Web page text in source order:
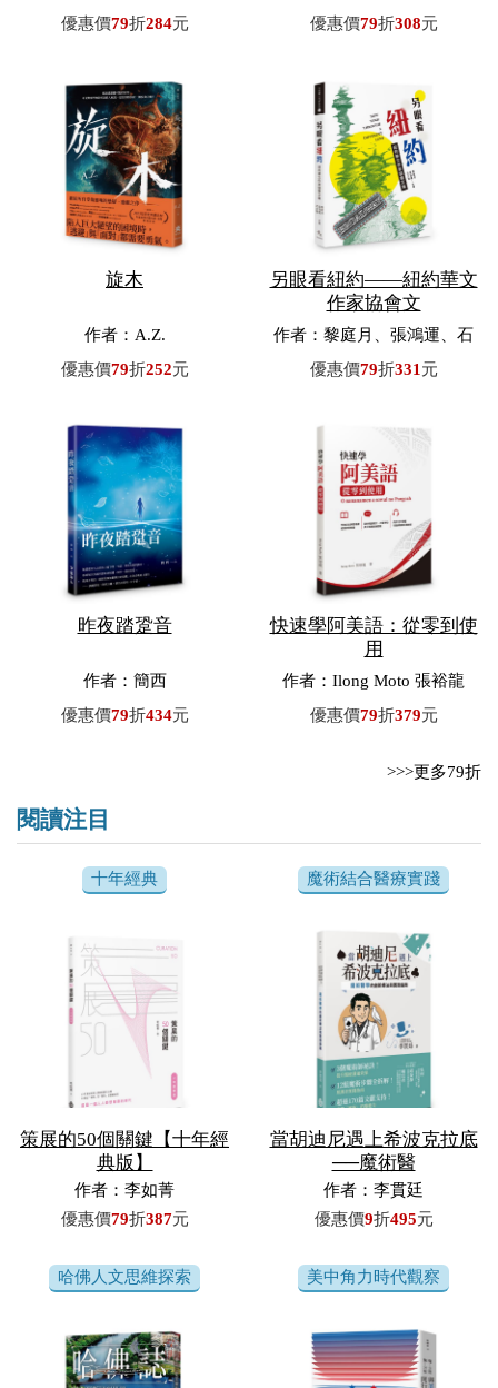
優惠價79折284元
優惠價79折308元
旋木
作者：A.Z.
優惠價79折252元
另眼看紐約——紐約華文
作家協會文
作者：黎庭月、張鴻運、石
文珊／主編
優惠價79折331元
昨夜踏跫音
作者：簡西
優惠價79折434元
快速學阿美語：從零到使
用
作者：Ilong Moto 張裕龍
優惠價79折379元
>>>更多79折
閱讀注目
十年經典
策展的50個關鍵【十年經
典版】
作者：李如菁
優惠價79折387元
魔術結合醫療實踐
當胡迪尼遇上希波克拉底
──魔術醫
作者：李貫廷
優惠價9折495元
哈佛人文思維探索 美中角力時代觀察